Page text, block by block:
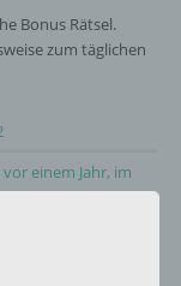
Bonus Rätsel.
zum täglichen
einem Jahr, im
durch die Zeit